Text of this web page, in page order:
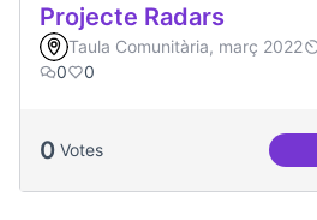
Projecte Radars
Taula Comunitària, març 2022
0
0
0 Votes